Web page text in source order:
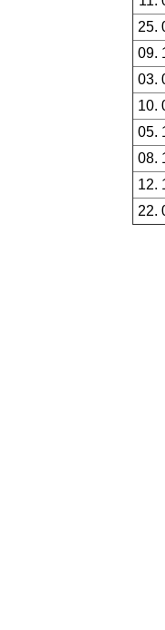
25.
09.
03.
10.
05.
08.
12.
22.